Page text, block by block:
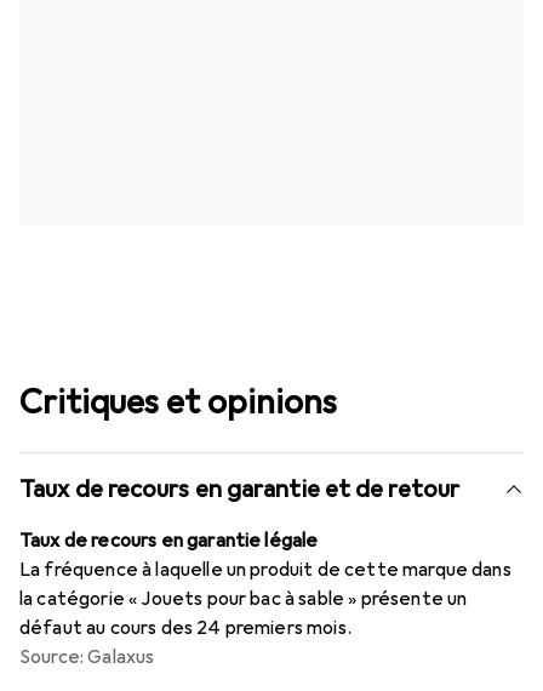
Critiques et opinions
Taux de recours en garantie et de retour
Taux de recours en garantie légale
La fréquence à laquelle un produit de cette marque dans
la catégorie « Jouets pour bac à sable » présente un
défaut au cours des 24 premiers mois.
Source: Galaxus